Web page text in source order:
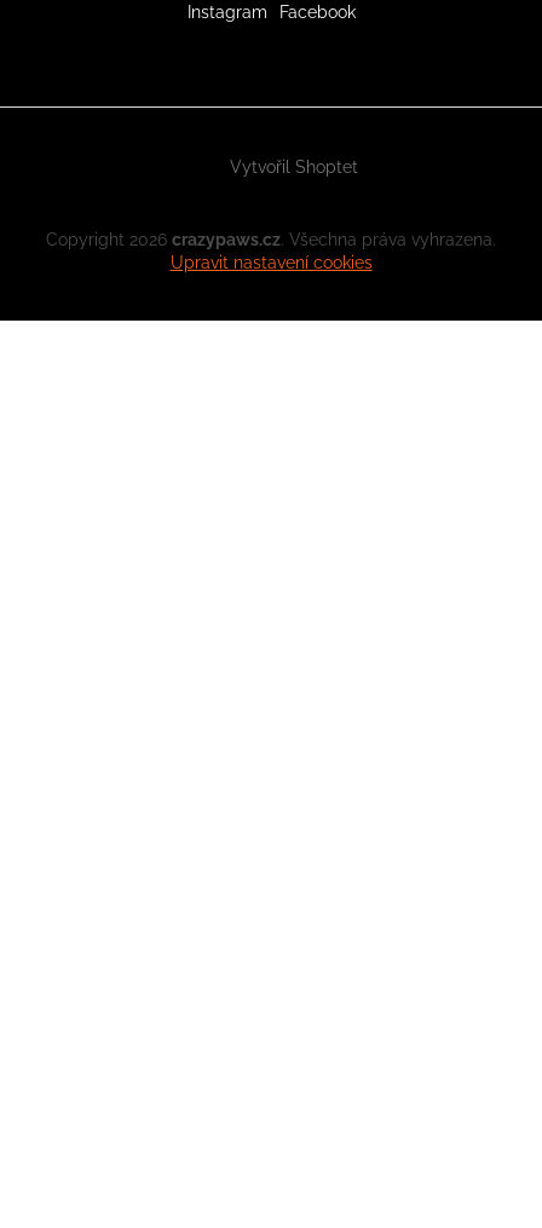
Instagram Facebook
Vytvořil Shoptet
Copyright 2026 crazypaws.cz . Všechna práva vyhrazena.
Upravit nastavení cookies